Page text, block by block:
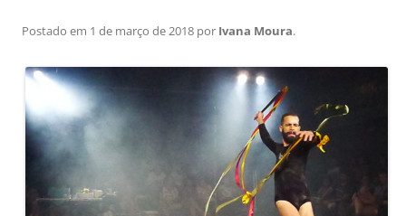
Postado em 1 de março de 2018 por Ivana Moura.